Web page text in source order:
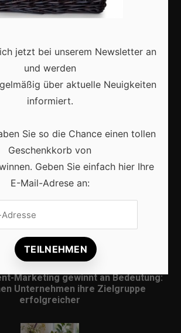
bleibt der
für mehr regionale Kunden
Marketing gewinnt an Bedeutung:
Unternehmen ihre Zielgruppe
erfolgreicher
jetzt bei unserem Newsletter an
und werden
über aktuelle Neuigkeiten
informiert.
Sie so die Chance einen tollen
Geschenkkorb von
Geben Sie einfach hier Ihre
E-Mail-Adrese an: